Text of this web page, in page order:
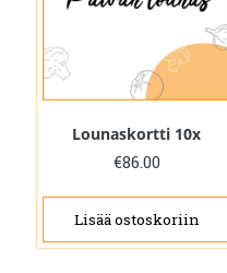
Lounaskortti 10x
€86.00
Lisää ostoskoriin